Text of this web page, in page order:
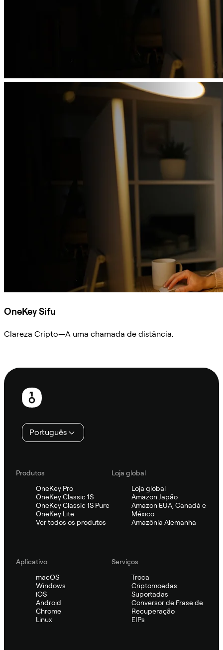
OneKey Sifu
Clareza Cripto—A uma chamada de distância.
Rodapé
Português
Produtos
OneKey Pro
OneKey Classic 1S
OneKey Classic 1S Pure
OneKey Lite
Ver todos os produtos
Loja global
Loja global
Amazon Japão
Amazon EUA, Canadá e
México
Amazônia Alemanha
Aplicativo
macOS
Windows
iOS
Android
Chrome
Linux
Serviços
Troca
Criptomoedas
Suportadas
Conversor de Frase de
Recuperação
EIPs